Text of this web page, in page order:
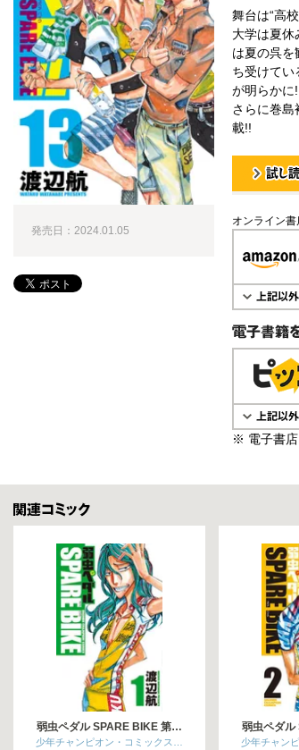
舞台は“高
大学は夏休
は夏の呉を
ち受けて
が明らかに
さらに巻島
載!!
オンライン書
電子書籍で購
※ 電子書店
発売日：2024.01.05
関連コミックス
弱虫ペダル SPARE BIKE 第…
少年チャンピオン・コミックス…
弱虫ペダ
少年チャン